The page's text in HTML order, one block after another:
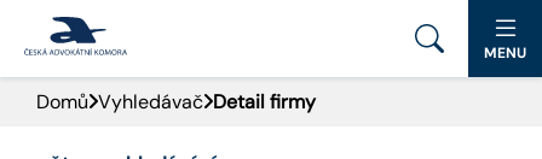
PORTÁL ČAK
MENU
Domů Vyhledávač Detail firmy